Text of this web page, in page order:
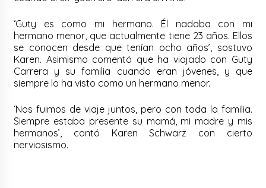
‘Guty es como mi hermano. Él nadaba con mi
hermano menor, que actualmente tiene 23 años. Ellos
se conocen desde que tenían ocho años’, sostuvo
Karen. Asimismo comentó que ha viajado con Guty
Carrera y su familia cuando eran jóvenes, y que
siempre lo ha visto como un hermano menor.
‘Nos fuimos de viaje juntos, pero con toda la familia.
Siempre estaba presente su mamá, mi madre y mis
hermanos’, contó Karen Schwarz con cierto
nerviosismo.